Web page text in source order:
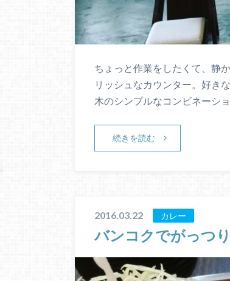
ちょっと作業をしたくて、静
リッシュなカウンター。好き
木のシンプルなコンビネーシ
続きを読む
2016.03.22 カレー
バンコクでがっつ